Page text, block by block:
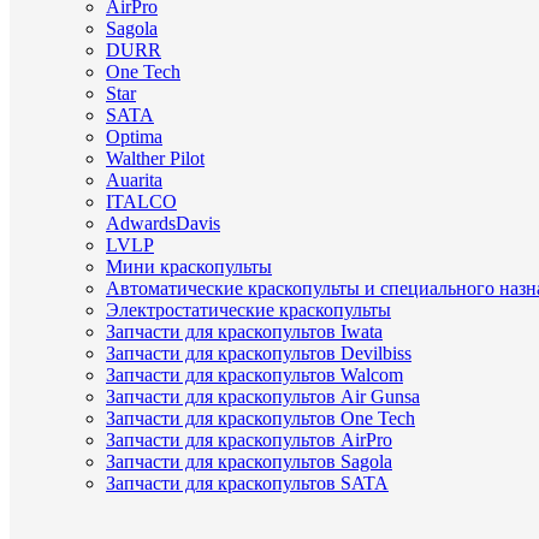
AirPro
Sagola
DURR
One Tech
Star
SATA
Optima
Walther Pilot
Auarita
ITALCO
AdwardsDavis
LVLP
Мини краскопульты
Автоматические краскопульты и специального
Электростатические краскопульты
Запчасти для краскопультов Iwata
Запчасти для краскопультов Devilbiss
Запчасти для краскопультов Walcom
Запчасти для краскопультов Air Gunsa
Запчасти для краскопультов One Tech
Запчасти для краскопультов AirPro
Запчасти для краскопультов Sagola
Запчасти для краскопультов SATA